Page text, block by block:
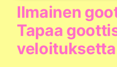
Ilmainen
Tapaa